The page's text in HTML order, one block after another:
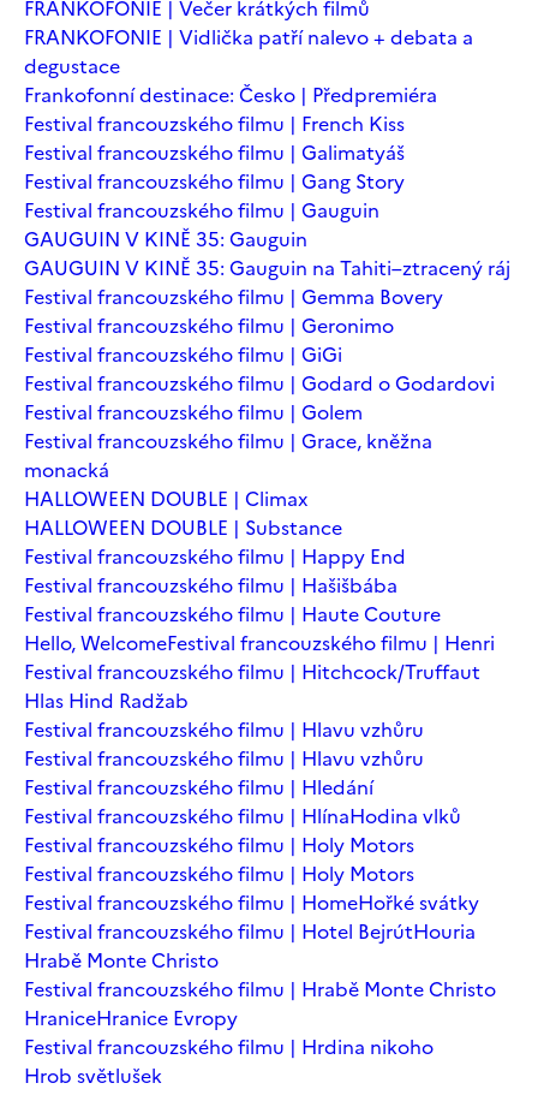
FRANKOFONIE | Večer krátkých filmů
FRANKOFONIE | Vidlička patří nalevo + debata a
degustace
Frankofonní destinace: Česko | Předpremiéra
Festival francouzského filmu | French Kiss
Festival francouzského filmu | Galimatyáš
Festival francouzského filmu | Gang Story
Festival francouzského filmu | Gauguin
GAUGUIN V KINĚ 35: Gauguin
GAUGUIN V KINĚ 35: Gauguin na Tahiti–ztracený ráj
Festival francouzského filmu | Gemma Bovery
Festival francouzského filmu | Geronimo
Festival francouzského filmu | GiGi
Festival francouzského filmu | Godard o Godardovi
Festival francouzského filmu | Golem
Festival francouzského filmu | Grace, kněžna
monacká
HALLOWEEN DOUBLE | Climax
HALLOWEEN DOUBLE | Substance
Festival francouzského filmu | Happy End
Festival francouzského filmu | Hašišbába
Festival francouzského filmu | Haute Couture
Hello, WelcomeFestival francouzského filmu | Henri
Festival francouzského filmu | Hitchcock/Truffaut
Hlas Hind Radžab
Festival francouzského filmu | Hlavu vzhůru
Festival francouzského filmu | Hlavu vzhůru
Festival francouzského filmu | Hledání
Festival francouzského filmu | HlínaHodina vlků
Festival francouzského filmu | Holy Motors
Festival francouzského filmu | Holy Motors
Festival francouzského filmu | HomeHořké svátky
Festival francouzského filmu | Hotel BejrútHouria
Hrabě Monte Christo
Festival francouzského filmu | Hrabě Monte Christo
HraniceHranice Evropy
Festival francouzského filmu | Hrdina nikoho
Hrob světlušek